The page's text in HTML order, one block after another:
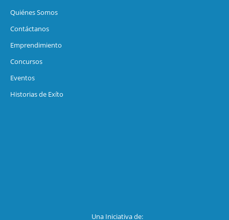
Quiénes Somos
Contáctanos
Emprendimiento
Concursos
Eventos
Historias de Exíto
Una Iniciativa de: